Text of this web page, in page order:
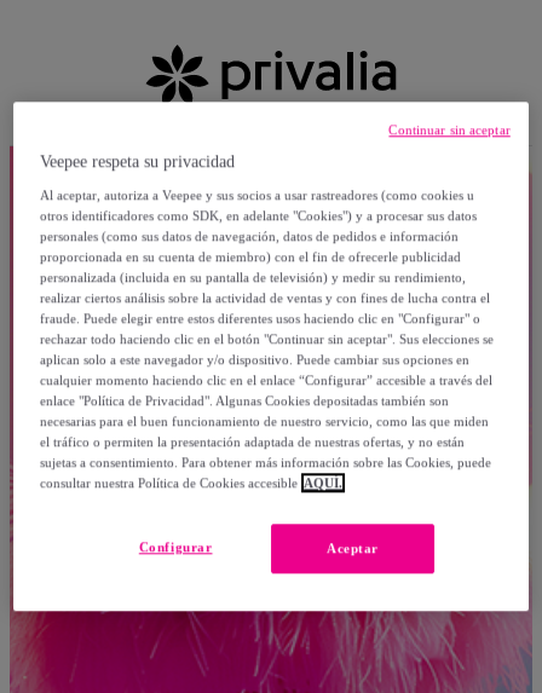
Veepee respeta su privacidad
Al aceptar, autoriza a Veepee y sus socios a usar rastreadores (como cookies u
otros identificadores como SDK, en adelante "Cookies") y a procesar sus datos
personales (como sus datos de navegación, datos de pedidos e información
proporcionada en su cuenta de miembro) con el fin de ofrecerle publicidad
personalizada (incluida en su pantalla de televisión) y medir su rendimiento,
realizar ciertos análisis sobre la actividad de ventas y con fines de lucha contra el
fraude. Puede elegir entre estos diferentes usos haciendo clic en "Configurar" o
rechazar todo haciendo clic en el botón "Continuar sin aceptar". Sus elecciones se
aplican solo a este navegador y/o dispositivo. Puede cambiar sus opciones en
cualquier momento haciendo clic en el enlace “Configurar” accesible a través del
enlace "Política de Privacidad". Algunas Cookies depositadas también son
necesarias para el buen funcionamiento de nuestro servicio, como las que miden
el tráfico o permiten la presentación adaptada de nuestras ofertas, y no están
sujetas a consentimiento. Para obtener más información sobre las Cookies, puede
consultar nuestra Política de Cookies accesible AQUÍ.
Aceptar
Configurar
Continuar sin aceptar